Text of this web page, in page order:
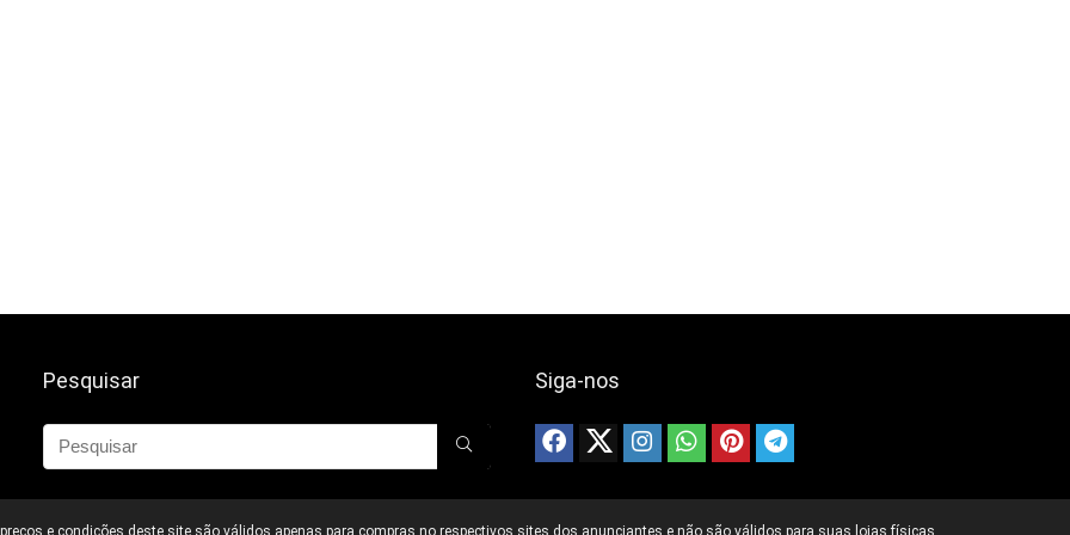
Pesquisar Siga-nos
e condições deste site são válidos apenas para compras no respectivos sites dos anunciantes e não são válidos para suas lojas físicas.